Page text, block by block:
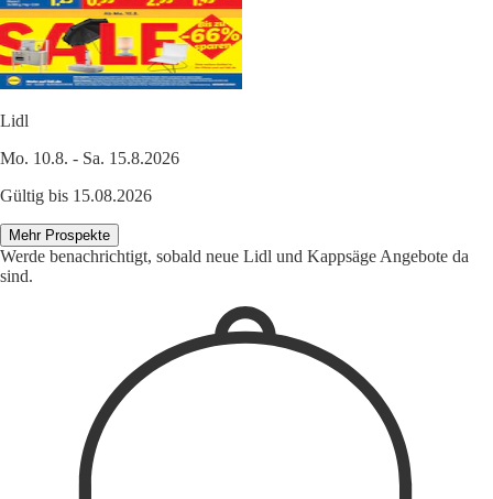
Lidl
Mo. 10.8. - Sa. 15.8.2026
Gültig bis 15.08.2026
Mehr Prospekte
Werde benachrichtigt, sobald neue Lidl und Kappsäge Angebote da
sind.